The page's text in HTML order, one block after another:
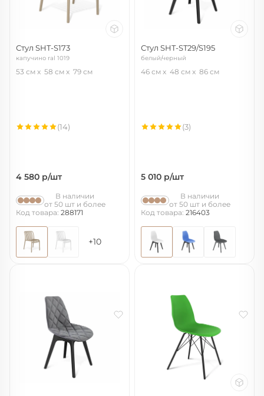
Стул SHT-S173
капучино ral 1019
53 см 58 см 79 см
4 580 р/шт
(14)
В наличии
от 50 шт и более
Код товара: 288171
+10
Стул SHT-ST29/S195
белый/черный
46 см 48 см 86 см
5 010 р/шт
(3)
В наличии
от 50 шт и более
Код товара: 216403